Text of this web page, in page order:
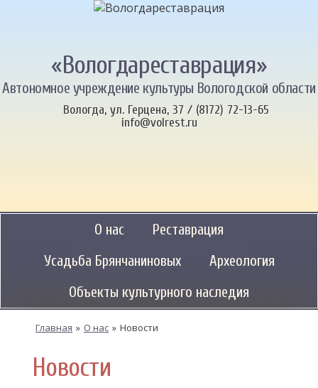
«Вологдареставрация»
Автономное учреждение культуры Вологодской области
Вологда, ул. Герцена, 37 / (8172) 72-13-65
info@volrest.ru
О нас
Реставрация
Усадьба Брянчаниновых
Археология
Объекты культурного наследия
Главная » О нас » Новости
Новости